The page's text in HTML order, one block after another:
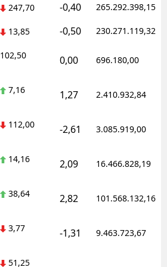
247,70 -0,40 265.292.398,15
13,85 -0,50 230.271.119,32
102,50 0,00 696.180,00
7,16 1,27 2.410.932,84
112,00 -2,61 3.085.919,00
14,16 2,09 16.466.828,19
38,64 2,82 101.568.132,16
3,77 -1,31 9.463.723,67
51,25